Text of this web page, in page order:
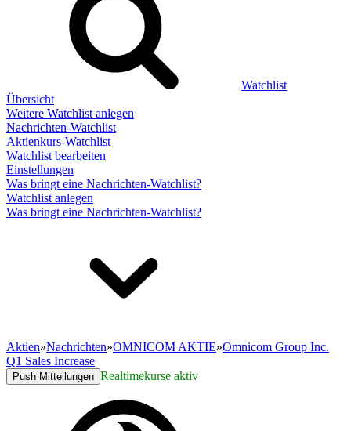
Watchlist
Übersicht
Weitere Watchlist anlegen
Nachrichten-Watchlist
Aktienkurs-Watchlist
Watchlist bearbeiten
Einstellungen
Was bringt eine Nachrichten-Watchlist?
Watchlist anlegen
Was bringt eine Nachrichten-Watchlist?
Aktien»Nachrichten»OMNICOM AKTIE»Omnicom Group Inc.
Q1 Sales Increase
Push Mitteilungen Realtimekurse aktiv